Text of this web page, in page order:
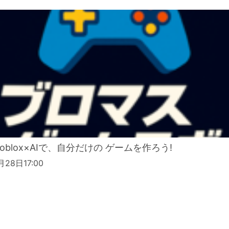
で、自分だけの ゲームを作ろう!
28日17:00